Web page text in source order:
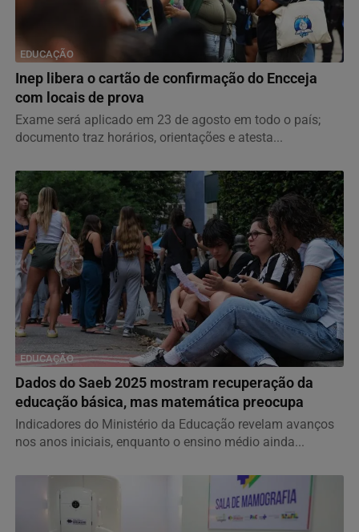
EDUCAÇÃO
Inep libera o cartão de confirmação do Encceja
com locais de prova
Exame será aplicado em 23 de agosto em todo o país;
documento traz horários, orientações e atesta...
EDUCAÇÃO
Dados do Saeb 2025 mostram recuperação da
educação básica, mas matemática preocupa
Indicadores do Ministério da Educação revelam avanços
nos anos iniciais, enquanto o ensino médio ainda...